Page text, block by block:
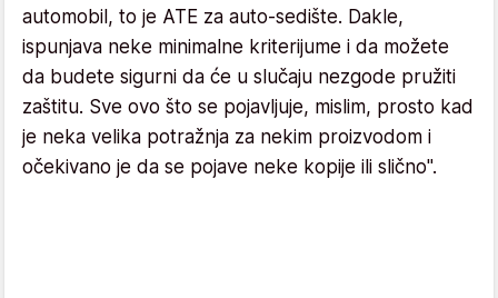
automobil, to je ATE za auto-sedište. Dakle,
ispunjava neke minimalne kriterijume i da možete
da budete sigurni da će u slučaju nezgode pružiti
zaštitu. Sve ovo što se pojavljuje, mislim, prosto kad
je neka velika potražnja za nekim proizvodom i
očekivano je da se pojave neke kopije ili slično".